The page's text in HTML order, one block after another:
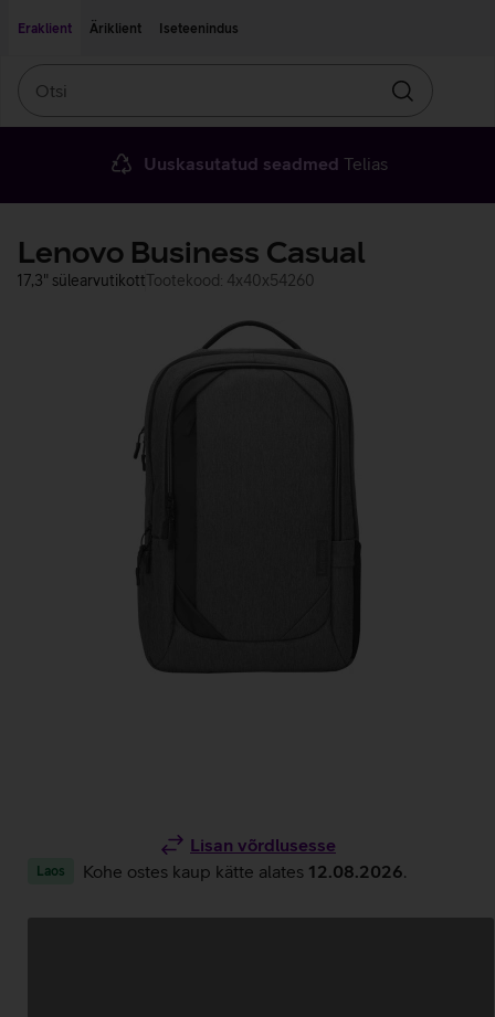
Eraklient
Äriklient Iseteenindus
Otsin
Uuskasutatud seadmed Telias
Lenovo Business Casual
17,3" sülearvutikottTootekood: 4x40x54260
Lisan võrdlusesse
Laos Kohe ostes kaup kätte alates 12.08.2026